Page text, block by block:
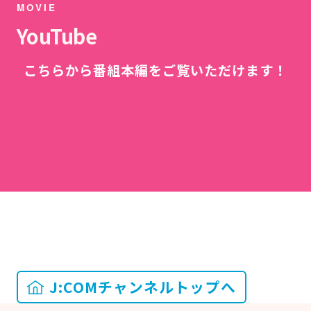
MOVIE
YouTube
こちらから番組本編をご覧いただけます！
J:COMチャンネルトップへ